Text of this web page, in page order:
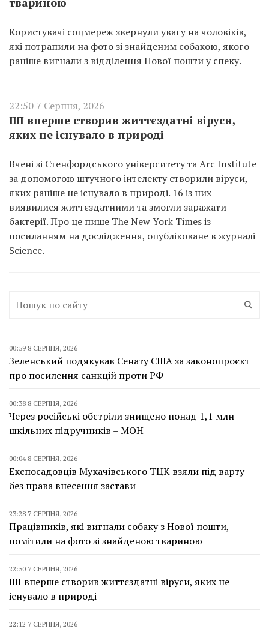
Користувачі соцмереж звернули увагу на чоловіків,
які потрапили на фото зі знайденим собакою, якого
раніше вигнали з відділення Нової пошти у спеку.
22:50 7 Серпня, 2026
ШІ вперше створив життєздатні віруси,
яких не існувало в природі
Вчені зі Стенфордського університету та Arc Institute
за допомогою штучного інтелекту створили віруси,
яких раніше не існувало в природі. 16 із них
виявилися життєздатними та змогли заражати
бактерії. Про це пише The New York Times із
посиланням на дослідження, опубліковане в журналі
Science.
00:59 8 СЕРПНЯ, 2026
Зеленський подякував Сенату США за законопроєкт
про посилення санкцій проти РФ
00:38 8 СЕРПНЯ, 2026
Через російські обстріли знищено понад 1,1 млн
шкільних підручників – МОН
00:04 8 СЕРПНЯ, 2026
Експосадовців Мукачівського ТЦК взяли під варту
без права внесення застави
23:28 7 СЕРПНЯ, 2026
Працівників, які вигнали собаку з Нової пошти,
помітили на фото зі знайденою твариною
22:50 7 СЕРПНЯ, 2026
ШІ вперше створив життєздатні віруси, яких не
існувало в природі
22:12 7 СЕРПНЯ, 2026